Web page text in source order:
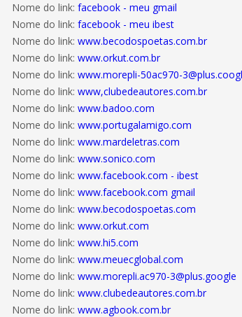
Nome do link:facebook - meu gmail
Nome do link:facebook - meu ibest
Nome do link:www.becodospoetas.com.br
Nome do link:www.orkut.com.br
Nome do link:www.morepli-50ac970-
Nome do link:www,clubedeautores.com.br
Nome do link:www.badoo.com
Nome do link:www.portugalamigo.com
Nome do link:www.mardeletras.com
Nome do link:www.sonico.com
Nome do link:www.facebook.com - ibest
Nome do link:www.facebook.com gmail
Nome do link:www.becodospoetas.com
Nome do link:www.orkut.com
Nome do link:www.hi5.com
Nome do link:www.meuecglobal.com
Nome do link:www.morepli.ac970-3@plus.google
Nome do link:www.clubedeautores.com.br
Nome do link:www.agbook.com.br